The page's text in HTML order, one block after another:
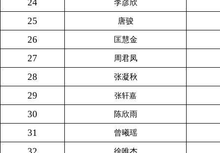
24 李彦欣
25 唐骏
26 匡慧金
27 周君凤
28 张凝秋
29 张轩嘉
30 陈欣雨
31 曾曦瑶
徐唯杰